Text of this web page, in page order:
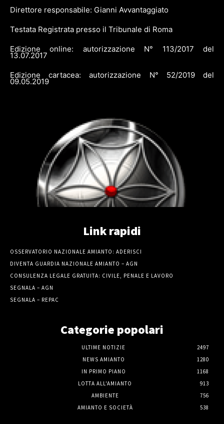
Direttore responsabile: Gianni Avvantaggiato
Testata Registrata presso il Tribunale di Roma
Edizione online: autorizzazione N° 113/2017 del
13.07.2017
Edizione cartacea: autorizzazione N° 52/2019 del
09.05.2019
Link rapidi
OSSERVATORIO NAZIONALE AMIANTO: ADERISCI
DIVENTA GUARDIA NAZIONALE AMIANTO – AGN
CONSULENZA LEGALE GRATUITA: CIVILE, PENALE E LAVORO
SEGNALA – AGN
SEGNALA – REPAC
Categorie popolari
ULTIME NOTIZIE
2497
NEWS AMIANTO
1280
IN PRIMO PIANO
1168
LOTTA ALL'AMIANTO
913
AMBIENTE
756
AMIANTO E SOCIETÀ
538